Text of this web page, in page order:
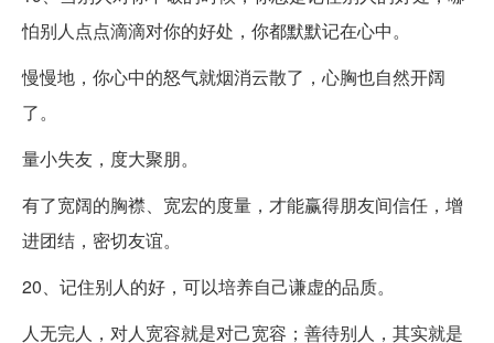
怕别人点点滴滴对你的好处，你都默默记在心中。
慢慢地，你心中的怒气就烟消云散了，心胸也自然开阔
了。
量小失友，度大聚朋。
有了宽阔的胸襟、宽宏的度量，才能赢得朋友间信任，增
进团结，密切友谊。
20、记住别人的好，可以培养自己谦虚的品质。
人无完人，对人宽容就是对己宽容；善待别人，其实就是